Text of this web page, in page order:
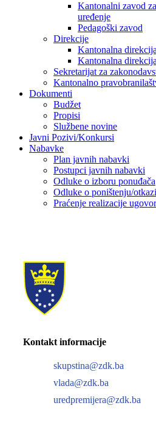
Kantonalni zavod
uređenje
Pedagoški zavod
Direkcije
Kantonalna
Kantonalna
Sekretarijat za
Kantonalno
Dokumenti
Budžet
Propisi
Službene novine
Javni Pozivi/Konkursi
Nabavke
Plan javnih nabavki
Postupci javnih nabavki
Odluke o izboru ponuđača
Odluke o poništenju/
Praćenje realizacije
Kontakt informacije
skupstina@zdk.ba
vlada@zdk.ba
uredpremijera@zdk.ba